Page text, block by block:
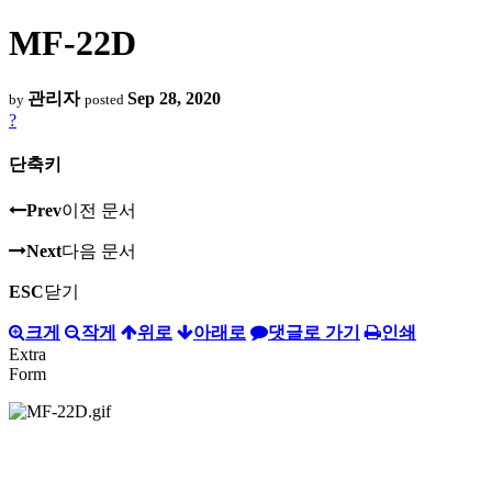
MF-22D
by 관리자 posted Sep 28, 2020
?
단축키
Prev이전 문서
Next다음 문서
ESC닫기
크게 작게 위로 아래로 댓글로 가기
인쇄
Extra
Form